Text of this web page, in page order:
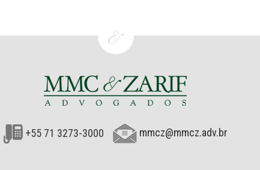
+55 71 3273-3000 mmcz@mmcz.adv.br